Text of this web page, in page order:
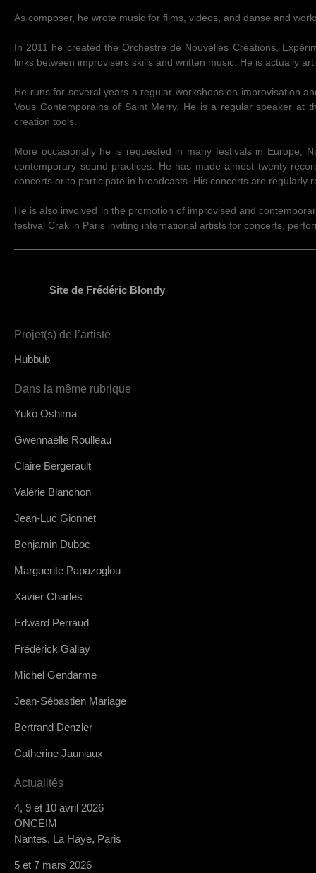
As composer, he wrote music for films, videos, and danse and
In 2011 he created the Orchestre de Nouvelles Créations,
links between improvisers skills and written music. He is actually
He runs for several years a regular workshops on improvisation
Vous Contemporains of Saint Merry. He is a regular speaker at
creation tools.
More occasionally he is requested in many festivals in Europe,
contemporary sound practices. He has made almost twenty
concerts or to participate in broadcasts. His concerts are regularly
He is also involved in the promotion of improvised and
festival Crak in Paris inviting international artists for concerts,
Site de Frédéric Blondy
Projet(s) de l’artiste
Hubbub
Dans la même rubrique
Yuko Oshima
Gwennaëlle Roulleau
Claire Bergerault
Valérie Blanchon
Jean-Luc Gionnet
Benjamin Duboc
Marguerite Papazoglou
Xavier Charles
Edward Perraud
Frédérick Galiay
Michel Gendarme
Jean-Sébastien Mariage
Bertrand Denzler
Catherine Jauniaux
Actualités
4, 9 et 10 avril 2026
ONCEIM
Nantes, La Haye, Paris
5 et 7 mars 2026